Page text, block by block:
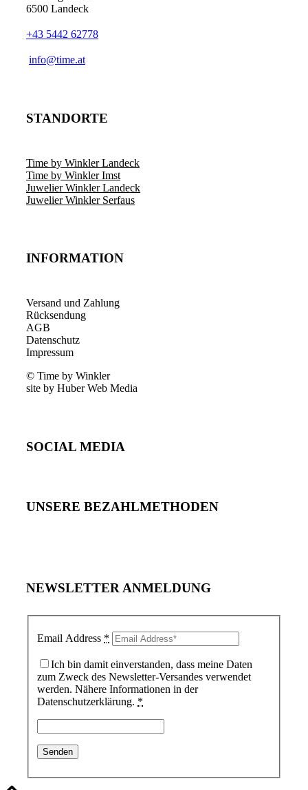
6500 Landeck
+43 5442 62778
info@time.at
STANDORTE
Time by Winkler Landeck
Time by Winkler Imst
Juwelier Winkler Landeck
Juwelier Winkler Serfaus
INFORMATION
Versand und Zahlung
Rücksendung
AGB
Datenschutz
Impressum
© Time by Winkler
site by Huber Web Media
SOCIAL MEDIA
UNSERE BEZAHLMETHODEN
NEWSLETTER ANMELDUNG
Email Address *
Ich bin damit einverstanden, dass meine Daten
zum Zweck des Newsletter-Versandes verwendet
werden. Nähere Informationen in der
Datenschutzerklärung. *